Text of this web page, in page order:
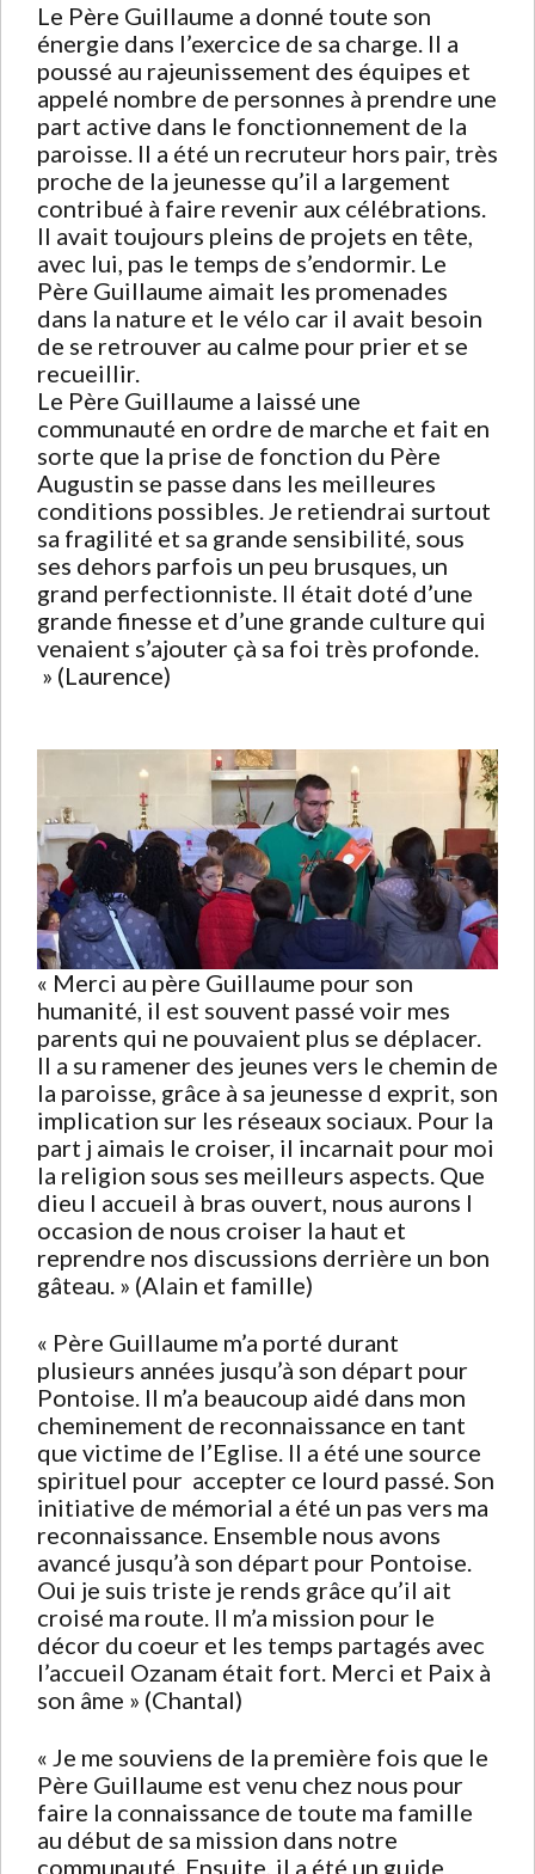
Le Père Guillaume a donné toute son
énergie dans l’exercice de sa charge. Il a
poussé au rajeunissement des équipes et
appelé nombre de personnes à prendre une
part active dans le fonctionnement de la
paroisse. Il a été un recruteur hors pair, très
proche de la jeunesse qu’il a largement
contribué à faire revenir aux célébrations.
Il avait toujours pleins de projets en tête,
avec lui, pas le temps de s’endormir. Le
Père Guillaume aimait les promenades
dans la nature et le vélo car il avait besoin
de se retrouver au calme pour prier et se
recueillir.
Le Père Guillaume a laissé une
communauté en ordre de marche et fait en
sorte que la prise de fonction du Père
Augustin se passe dans les meilleures
conditions possibles. Je retiendrai surtout
sa fragilité et sa grande sensibilité, sous
ses dehors parfois un peu brusques, un
grand perfectionniste. Il était doté d’une
grande finesse et d’une grande culture qui
venaient s’ajouter çà sa foi très profonde.
» (Laurence)
« Merci au père Guillaume pour son
humanité, il est souvent passé voir mes
parents qui ne pouvaient plus se déplacer.
Il a su ramener des jeunes vers le chemin de
la paroisse, grâce à sa jeunesse d exprit, son
implication sur les réseaux sociaux. Pour la
part j aimais le croiser, il incarnait pour moi
la religion sous ses meilleurs aspects. Que
dieu l accueil à bras ouvert, nous aurons l
occasion de nous croiser la haut et
reprendre nos discussions derrière un bon
gâteau. » (Alain et famille)
« Père Guillaume m’a porté durant
plusieurs années jusqu’à son départ pour
Pontoise. Il m’a beaucoup aidé dans mon
cheminement de reconnaissance en tant
que victime de l’Eglise. Il a été une source
spirituel pour accepter ce lourd passé. Son
initiative de mémorial a été un pas vers ma
reconnaissance. Ensemble nous avons
avancé jusqu’à son départ pour Pontoise.
Oui je suis triste je rends grâce qu’il ait
croisé ma route. Il m’a mission pour le
décor du coeur et les temps partagés avec
l’accueil Ozanam était fort. Merci et Paix à
son âme » (Chantal)
« Je me souviens de la première fois que le
Père Guillaume est venu chez nous pour
faire la connaissance de toute ma famille
au début de sa mission dans notre
communauté. Ensuite, il a été un guide